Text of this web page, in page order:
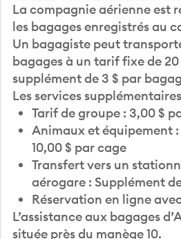
La compagnie aérienne est
les bagages enregistrés au
Un bagagiste peut
bagages à un tarif fixe de 20
supplément de 3 $ par
Les services
Tarif de groupe : 3,00 $
Animaux et équipement
10,00 $ par cage
Transfert vers un
aérogare : Supplément
Réservation en ligne
L’assistance aux bagages
située près du manège 10.